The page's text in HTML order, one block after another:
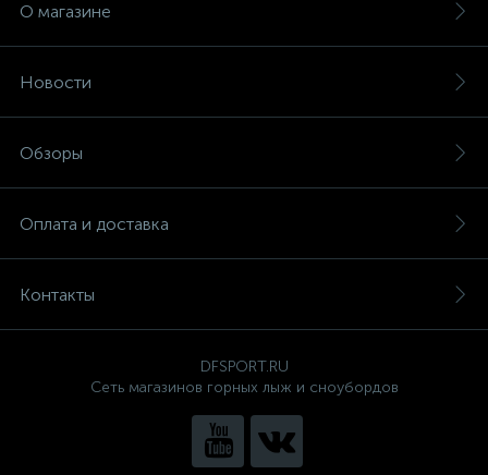
О магазине
Новости
Обзоры
Оплата и доставка
Контакты
DFSPORT.RU
Сеть магазинов горных лыж и сноубордов